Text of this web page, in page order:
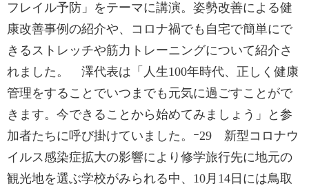
フレイル予防」をテーマに講演。姿勢改善による健
康改善事例の紹介や、コロナ禍でも自宅で簡単にで
きるストレッチや筋力トレーニングについて紹介さ
れました。 澤代表は「人生100年時代、正しく健康
管理をすることでいつまでも元気に過ごすことがで
きます。今できることから始めてみましょう」と参
加者たちに呼び掛けていました。ｰ29 新型コロナウ
イルス感染症拡大の影響により修学旅行先に地元の
観光地を選ぶ学校がみられる中、10月14日には鳥取